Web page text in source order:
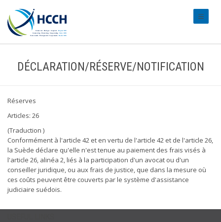
DÉCLARATION/RÉSERVE/NOTIFICATION
Réserves
Articles: 26
(Traduction )
Conformément à l'article 42 et en vertu de l'article 42 et de l'article 26,
la Suède déclare qu'elle n'est tenue au paiement des frais visés à
l'article 26, alinéa 2, liés à la participation d'un avocat ou d'un
conseiller juridique, ou aux frais de justice, que dans la mesure où
ces coûts peuvent être couverts par le système d'assistance
judiciaire suédois.